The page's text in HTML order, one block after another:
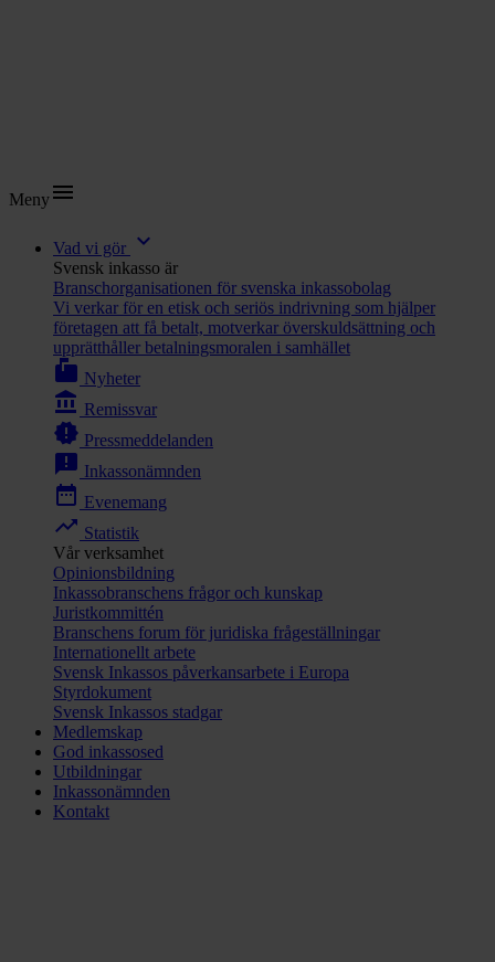
Menymenu
Vad vi gör expand_more
Svensk inkasso är
Branschorganisationen för svenska inkassobolag
Vi verkar för en etisk och seriös indrivning som hjälper
företagen att få betalt, motverkar överskuldsättning och
upprätthåller betalningsmoralen i samhället
markunread_mailbox Nyheter
account_balance Remissvar
new_releases Pressmeddelanden
announcement Inkassonämnden
date_range Evenemang
trending_up Statistik
Vår verksamhet
Opinionsbildning
Inkassobranschens frågor och kunskap
Juristkommittén
Branschens forum för juridiska frågeställningar
Internationellt arbete
Svensk Inkassos påverkansarbete i Europa
Styrdokument
Svensk Inkassos stadgar
Medlemskap
God inkassosed
Utbildningar
Inkassonämnden
Kontakt